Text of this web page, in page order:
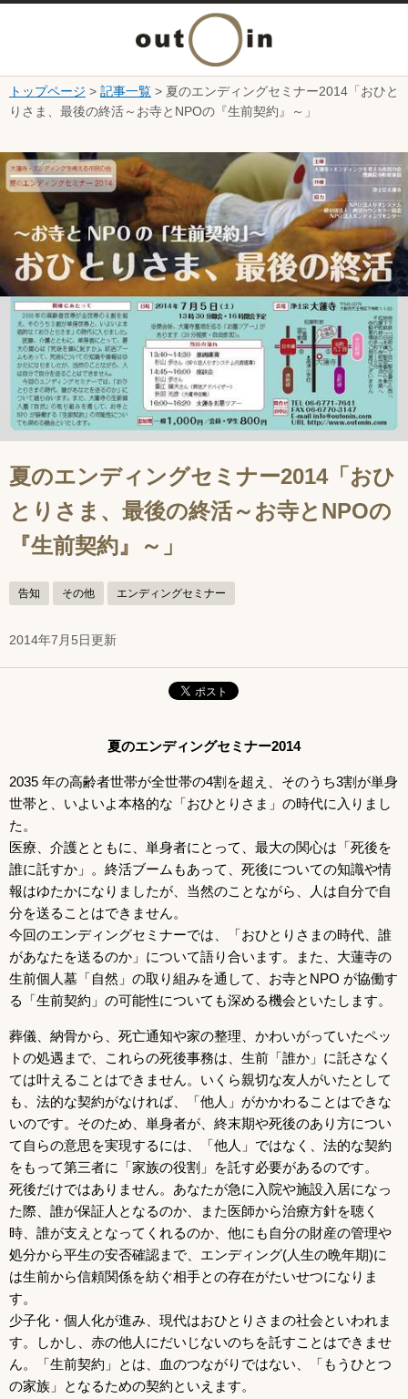
本文へ
ニ
ュ
ー
を
開
く
トップページ > 記事一覧 > 夏のエンディングセミナー2014「おひと
りさま、最後の終活～お寺とNPOの『生前契約』～」
夏のエンディングセミナー2014「おひ
とりさま、最後の終活～お寺とNPOの
『生前契約』～」
告知 その他 エンディングセミナー
2014年7月5日更新
夏のエンディングセミナー2014
2035 年の高齢者世帯が全世帯の4割を超え、そのうち3割が単身
世帯と、いよいよ本格的な「おひとりさま」の時代に入りまし
た。
医療、介護とともに、単身者にとって、最大の関心は「死後を
誰に託すか」。終活ブームもあって、死後についての知識や情
報はゆたかになりましたが、当然のことながら、人は自分で自
分を送ることはできません。
今回のエンディングセミナーでは、「おひとりさまの時代、誰
があなたを送るのか」について語り合います。また、大蓮寺の
生前個人墓「自然」の取り組みを通して、お寺とNPO が協働す
る「生前契約」の可能性についても深める機会といたします。
葬儀、納骨から、死亡通知や家の整理、かわいがっていたペッ
トの処遇まで、これらの死後事務は、生前「誰か」に託さなく
ては叶えることはできません。いくら親切な友人がいたとして
も、法的な契約がなければ、「他人」がかかわることはできな
いのです。そのため、単身者が、終末期や死後のあり方につい
て自らの意思を実現するには、「他人」ではなく、法的な契約
をもって第三者に「家族の役割」を託す必要があるのです。
死後だけではありません。あなたが急に入院や施設入居になっ
た際、誰が保証人となるのか、また医師から治療方針を聴く
時、誰が支えとなってくれるのか、他にも自分の財産の管理や
処分から平生の安否確認まで、エンディング(人生の晩年期)に
は生前から信頼関係を紡ぐ相手との存在がたいせつになりま
す。
少子化・個人化が進み、現代はおひとりさまの社会といわれま
す。しかし、赤の他人にだいじないのちを託すことはできませ
ん。「生前契約」とは、血のつながりではない、「もうひとつ
の家族」となるための契約といえます。